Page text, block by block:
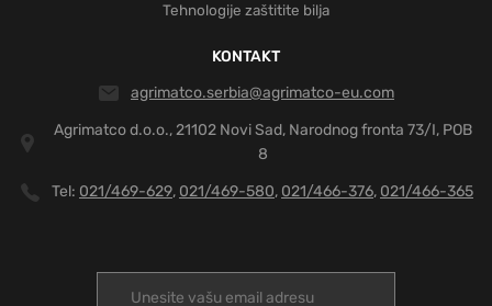
Tehnologije zaštitite bilja
KONTAKT
agrimatco.serbia@agrimatco-eu.com
Agrimatco d.o.o., 21102 Novi Sad, Narodnog fronta 73/I, POB
8
Tel: 021/469-629 021/469-580 021/466-376 021/466-365